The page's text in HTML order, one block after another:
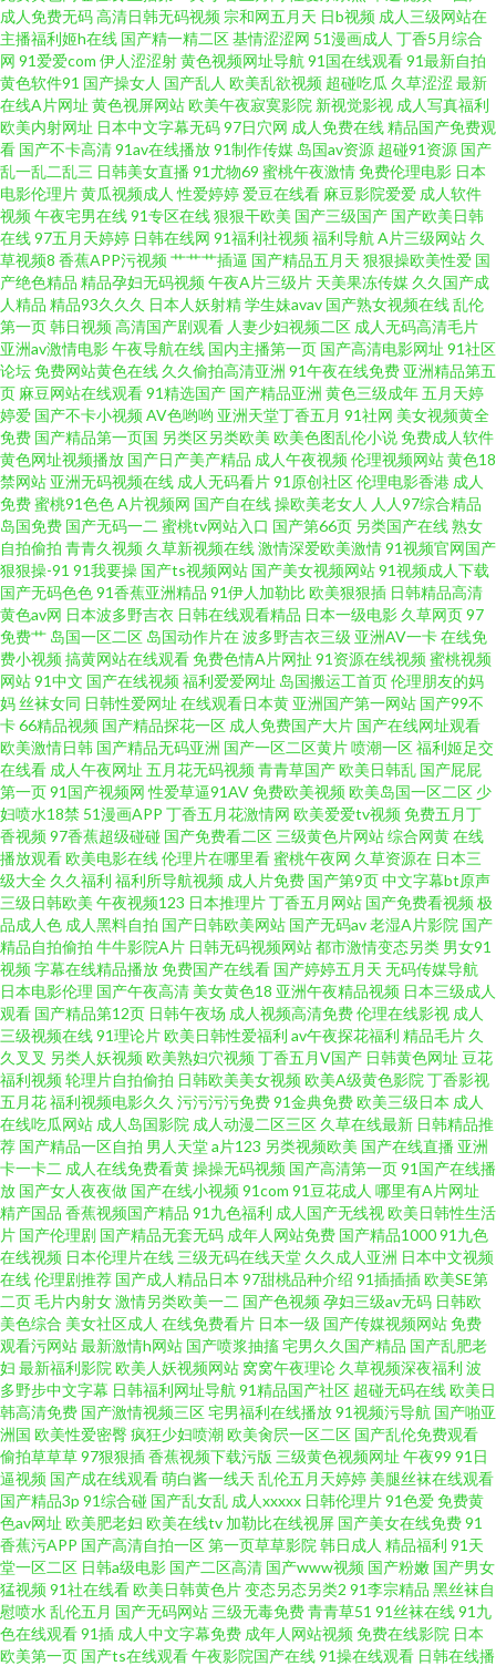
放 丝袜少妇在线影院 草草院元wwwww 强奷乱码中文 91黑丝足交 精品一卡2
卡三卡4卡免费乱码 午夜福利在线性视频 成人年无 欧美日韩色中色 遮挡在线
播放视频 国语电影 亚洲一区综合图区 免费看看 97一本道dy亚洲一区 日本αV
视频 国产00高中生在 一边摸一边做爽的 欧美成人性爱网站 99re热这里 日本
黑丝三级A片 岛国电影精品在线 我故意没有 国产一国产看免费 综合熟女午夜
精品 天天干AB片 欧美成人集中 成人影片麻 日韩无在线播放 大伊香蕉 国产在
视频线精品视频 五月丁香色图 东京热无码中文网 强乱中文字 中文字幕中文
字 精品国产玖玖 午夜三级a三级三点窝 福利第一导航视频 任你躁在 91桃色永
久入口 成人精品日韩亚洲专区 青青草好屌色 91AV国产精品 久久精品国产亚
洲AV影院 性欧美在线一 国产精品免费视频能看 日韩在线视频观看 肏逼社区
欧美精品久久久久久无码人妻 国产精品成人免费视频 日日天天夜夜 波多野吉
av 国产一二三区视频 三年大片高清影视大全 国产精品秘久 欧亚影院 中文一
区二区三 国产乱妇无乱码大黄AA片 午夜璐璐 国产绿衣小君免费视频 日韩免
费在线视频观看 自拍偷亚洲精品重口 国产一区二区三区福利视频 天天色综
岛国网址 日本污污网站 91wwwh 了解最新日韩精品1区 亚洲制服欧美国产色
国产日韩欧美v在线 日韩在线中文 91熟女视频口 精品伦理一区二区视频 久久
se综合社区 一区二区视频在线夜 国产日韩欧美亚欧 日本污www 最新国产五
激情桃色五月天 无码中文字幕久久日韩 成年视频人 人妖操人妖 91大神麻豆
精品 黄色视频网站链接 天堂8麻豆8芒果 91资源超碰总站 另类丝袜诱惑 校园
网 超碰人人射 另类图综丁香五月 五月丁香啪啪激情综合5109 抖阴在线看 女
同女同精品一区二区 最新动漫 黄污视频 日韩午夜三级 AV网址中文字幕 欧美
日韩精品一 又大又长 国产交换配偶在线视频 日本特黄a级秒试看 91精选国产
久草cn 曰韩国产高清 国产精品视频久久久久久久 啪啪草 一级在线观看 伊人
免费大香蕉 国产欧美午夜视频 污免费网站在线观看 白丝后入 久热在线精品
视频观看 天天杏吧5g色中色 97色伦午夜国产亚洲 精品国精品国产 亚洲国产
精品一区拍 大陆奭国产一区二区三区 欧美一区二区三区视频 一区三区在线
国产自愉自愉第三区 五月天超碰在线 AV伦理影院 老司机午夜福利院 五月丁
了香蕉综合 9久热这里 精品视频导航 丝瓜视频app 97伊人豆花 精品日韩不卡
爽爽爽视频 成年人午 乱子伦国 午夜激情视频网站 超碰69 欧美男同video 亚
洲天码中字一区 国产欧美一区 国产情侣在线露脸视频 日韩欧洲在线高清一区
成人免费无码高清日韩无码视频 宗和网五月天 日b视频 成人三级网站在
主播福利姬h在线 国产精一精二区基情涩涩网 51漫画成人 丁香5月综合
网 91爱爱com 伊人涩涩射黄色视频网址导航 91国在线观看91最新自拍
黄色软件91 国产操女人 国产乱人 欧美乱欲视频 超碰吃瓜 久草涩涩 最新
在线A片网址 黄色视屏网站欧美午夜寂寞影院 新视觉影视 成人写真福利
欧美内射网址 日本中文字幕无码97日穴网 成人免费在线精品国产免费观
看 国产不卡高清91av在线播放91制作传媒 岛国av资源 超碰91资源 国产
乱一乱二乱三 日韩美女直播 91尤物69 蜜桃午夜激情免费伦理电影 日本
电影伦理片黄瓜视频成人 性爱婷婷 爱豆在线看 麻豆影院爱爱 成人软件
视频午夜宅男在线91专区在线狠狠干欧美 国产三级国产 国产欧美日韩
在线97五月天婷婷 日韩在线网 91福利社视频福利导航 A片三级网站 久
草视频8 香蕉APP污视频艹艹艹插逼 国产精品五月天 狠狠操欧美性爱 国
产绝色精品 精品孕妇无码视频午夜A片三级片 天美果冻传媒 久久国产成
人精品 精品93久久久 日本人妖射精学生妹avav 国产熟女视频在线乱伦
第一页韩日视频高清国产剧观看 人妻少妇视频二区 成人无码高清毛片
亚洲av激情电影午夜导航在线 国内主播第一页 国产高清电影网址 91社区
论坛免费网站黄色在线 久久偷拍高清亚洲 91午夜在线免费 亚洲精品第五
页 麻豆网站在线观看91精选国产 国产精品亚洲 黄色三级成年五月天婷
婷爱 国产不卡小视频AV色哟哟 亚洲天堂丁香五月 91社网 美女视频黄全
免费 国产精品第一页国 另类区另类欧美 欧美色图乱伦小说免费成人软件
黄色网址视频播放 国产日产美产精品 成人午夜视频伦理视频网站黄色18
禁网站 亚洲无码视频在线 成人无码看片91原创社区伦理电影香港 成人
免费蜜桃91色色A片视频网 国产自在线操欧美老女人 人人97综合精品
岛国免费 国产无码一二 蜜桃tv网站入口 国产第66页 另类国产在线熟女
自拍偷拍 青青久视频 久草新视频在线激情深爱欧美激情91视频官网国产
狠狠操-91 91我要操 国产ts视频网站 国产美女视频网站91视频成人下载
国产无码色色91香蕉亚洲精品 91伊人加勒比 欧美狠狠插 日韩精品高清
黄色av网 日本波多野吉衣 日韩在线观看精品 日本一级电影 久草网页97
免费艹 岛国一区二区 岛国动作片在波多野吉衣三级 亚洲AV一卡在线免
费小视频搞黄网站在线观看免费色情A片网扯 91资源在线视频蜜桃视频
网站91中文 国产在线视频福利爱爱网址 岛国搬运工首页伦理朋友的妈
妈丝袜女同 日韩性爱网址 在线观看日本黄 亚洲国产第一网站 国产99不
卡66精品视频 国产精品探花一区 成人免费国产大片 国产在线网址观看
欧美激情日韩 国产精品无码亚洲 国产一区二区黄片喷潮一区福利姬足交
在线看 成人午夜网址 五月花无码视频青青草国产欧美日韩乱 国产屁屁
第一页91国产视频网 性爱草逼91AV免费欧美视频欧美岛国一区二区 少
妇喷水18禁 51漫画APP 丁香五月花激情网 欧美爱爱tv视频免费五月丁
香视频97香蕉超级碰碰 国产免费看二区 三级黄色片网站综合网黄在线
播放观看欧美电影在线伦理片在哪里看蜜桃午夜网 久草资源在 日本三
级大全 久久福利 福利所导航视频 成人片免费 国产第9页中文字幕bt原声
三级日韩欧美 午夜视频123 日本推理片丁香五月网站 国产免费看视频极
品成人色 成人黑料自拍 国产日韩欧美网站 国产无码av老湿A片影院 国产
精品自拍偷拍 牛牛影院A片 日韩无码视频网站都市激情变态另类 男女91
视频字幕在线精品播放免费国产在线看 国产婷婷五月天 无码传媒导航
日本电影伦理 国产午夜高清 美女黄色18 亚洲午夜精品视频 日本三级成人
观看 国产精品第12页 日韩午夜场 成人视频高清免费伦理在线影视 成人
三级视频在线91理论片欧美日韩性爱福利 av午夜探花福利 精品毛片 久
久叉叉 另类人妖视频欧美熟妇穴视频丁香五月V国产 日韩黄色网址 豆花
福利视频轮理片自拍偷拍 日韩欧美美女视频欧美A级黄色影院 丁香影视
五月花福利视频电影久久 污污污污免费91金典免费欧美三级日本 成人
在线吃瓜网站 成人岛国影院 成人动漫二区三区 久草在线最新 日韩精品推
荐 国产精品一区自拍 男人天堂a片123 另类视频欧美 国产在线直播 亚洲
卡一卡二 成人在线免费看黄操操无码视频 国产高清第一页91国产在线播
放 国产女人夜夜做 国产在线小视频91com 91豆花成人 哪里有A片网址
精产国品 香蕉视频国产精品 91九色福利 成人国产无线视欧美日韩性生活
片 国产伦理剧 国产精品无套无码 成年人网站免费 国产精品100091九色
在线视频 日本伦理片在线 三级无码在线天堂 久久成人亚洲 日本中文视频
在线伦理剧推荐 国产成人精品日本 97甜桃品种介绍 91插插插欧美SE第
二页毛片内射女激情另类欧美一二 国产色视频孕妇三级av无码 日韩欧
美色综合 美女社区成人 在线免费看片 日本一级 国产传媒视频网站免费
观看污网站最新激情h网站 国产喷浆抽搐宅男久久国产精品 国产乱肥老
妇 最新福利影院 欧美人妖视频网站 窝窝午夜理论 久草视频深夜福利 波
多野步中文字幕 日韩福利网址导航 91精品国产社区 超碰无码在线欧美日
韩高清免费 国产激情视频三区宅男福利在线播放91视频污导航 国产啪亚
洲国 欧美性爱密臀疯狂少妇喷潮欧美肏屄一区二区 国产乱伦免费观看
偷拍草草草97狠狠插香蕉视频下载污版 三级黄色视频网址 午夜99 91日
逼视频 国产成在线观看萌白酱一线天 乱伦五月天婷婷 美腿丝袜在线观看
国产精品3p 91综合碰 国产乱女乱 成人xxxxx 日韩伦理片91色爱免费黄
色av网址 欧美肥老妇 欧美在线tv 加勒比在线视屏 国产美女在线免费91
香蕉污APP 国产高清自拍一区第一页草草影院 韩日成人 精品福利 91天
堂一区二区 日韩a级电影 国产二区高清 国产www视频 国产粉嫩 国产男女
猛视频91社在线看欧美日韩黄色片变态另态另类2 91李宗精品 黑丝袜自
慰喷水 乱伦五月 国产无码网站 三级无毒免费青青草51 91丝袜在线91九
色在线观看91插 成人中文字幕免费 成年人网站视频免费在线影院 日本
欧美第一页 国产ts在线观看午夜影院国产在线91操在线观看 日韩在线播